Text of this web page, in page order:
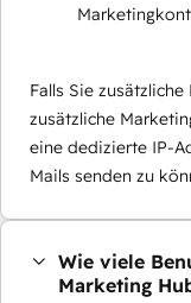
Falls Sie
zusätzliche
eine dedizierte IP-
Mails senden zu
Wie viele
Marketing